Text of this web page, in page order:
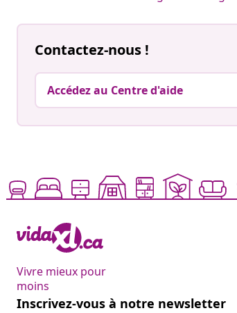
Contactez-nous !
Accédez au Centre d'aide
Vivre mieux pour
moins
Inscrivez-vous à notre newsletter